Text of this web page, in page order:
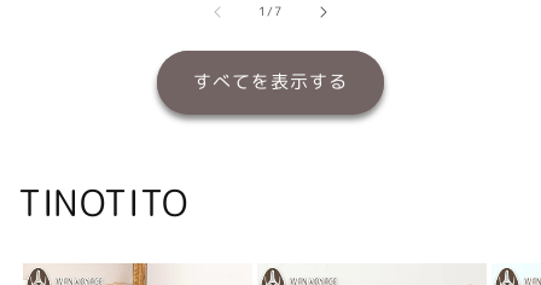
1/の
7
すべてを表示する
TINOTITO